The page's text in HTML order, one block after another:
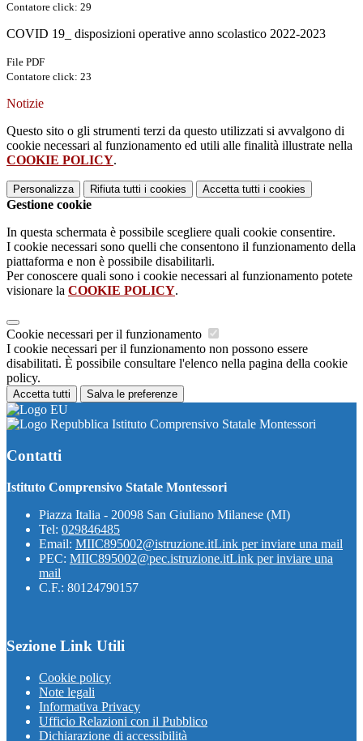
Contatore click: 29
COVID 19_ disposizioni operative anno scolastico 2022-2023
File PDF
Contatore click: 23
Notizie
Questo sito o gli strumenti terzi da questo utilizzati si avvalgono di
cookie necessari al funzionamento ed utili alle finalità illustrate nella
COOKIE POLICY.
Personalizza Rifiuta tutti i cookies Accetta tutti i cookies
Gestione cookie
In questa schermata è possibile scegliere quali cookie consentire.
I cookie necessari sono quelli che consentono il funzionamento della
piattaforma e non è possibile disabilitarli.
Per conoscere quali sono i cookie necessari al funzionamento potete
visionare la COOKIE POLICY.
Cookie necessari per il funzionamento
I cookie necessari per il funzionamento non possono essere
disabilitati. È possibile consultare l'elenco nella pagina della cookie
policy.
Accetta tutti Salva le preferenze
Istituto Comprensivo Statale Montessori
Contatti
Istituto Comprensivo Statale Montessori
Piazza Italia - 20098 San Giuliano Milanese (MI)
Tel: 029846485
Email: MIIC895002@istruzione.itLink per inviare una mail
PEC: MIIC895002@pec.istruzione.itLink per inviare una
mail
C.F.: 80124790157
Sezione Link Utili
Cookie policy
Note legali
Informativa Privacy
Ufficio Relazioni con il Pubblico
Dichiarazione di accessibilità